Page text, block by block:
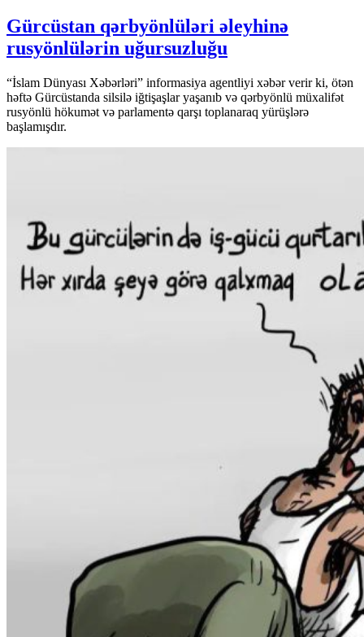
Gürcüstan qərbyönlüləri əleyhinə
rusyönlülərin uğursuzluğu
“İslam Dünyası Xəbərləri” informasiya agentliyi xəbər verir ki, ötən
həftə Gürcüstanda silsilə iğtişaşlar yaşanıb və qərbyönlü müxalifət
rusyönlü hökumət və parlamentə qarşı toplanaraq yürüşlərə
başlamışdır.